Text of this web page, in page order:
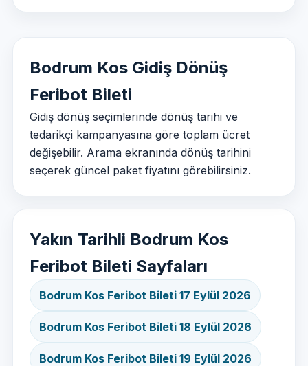
Bodrum Kos Gidiş Dönüş
Feribot Bileti
Gidiş dönüş seçimlerinde dönüş tarihi ve
tedarikçi kampanyasına göre toplam ücret
değişebilir. Arama ekranında dönüş tarihini
seçerek güncel paket fiyatını görebilirsiniz.
Yakın Tarihli Bodrum Kos
Feribot Bileti Sayfaları
Bodrum Kos Feribot Bileti 17 Eylül 2026
Bodrum Kos Feribot Bileti 18 Eylül 2026
Bodrum Kos Feribot Bileti 19 Eylül 2026